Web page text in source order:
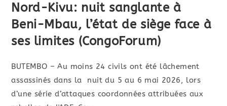
Nord-Kivu: nuit sanglante à
Beni-Mbau, l’état de siège face à
ses limites (CongoForum)
BUTEMBO – ​Au moins 24 civils ont été lâchement
assassinés dans la nuit du 5 au 6 mai 2026, lors
d’une série d’attaques coordonnées attribuées aux